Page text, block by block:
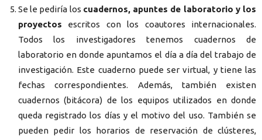
Se le pediría los cuadernos, apuntes de laboratorio y los
proyectos escritos con los coautores internacionales.
Todos los investigadores tenemos cuadernos de
laboratorio en donde apuntamos el día a día del trabajo de
investigación. Este cuaderno puede ser virtual, y tiene las
fechas correspondientes. Además, también existen
cuadernos (bitácora) de los equipos utilizados en donde
queda registrado los días y el motivo del uso. También se
pueden pedir los horarios de reservación de clústeres,